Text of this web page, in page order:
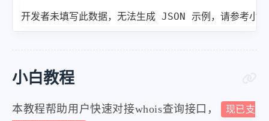
"ns1.huaweicloud-dns.org"
],
"creation_date":
"2025-09-11
"dnssec": "signedDelegation"
开发者未填写此数据，无法生成 JSON 示例，请参考小
小白教程
本教程帮助用户快速对接whois查询接口，
现已支